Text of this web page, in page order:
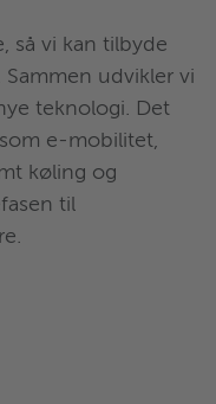
så vi kan tilbyde
udvikler vi
teknologi. Det
e-mobilitet,
køling og
til